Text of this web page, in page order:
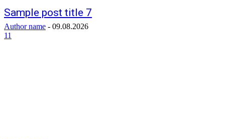
Sample post title 7
Author name - 09.08.2026
11